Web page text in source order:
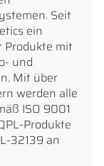
Seit
ein
Produkte mit
und
Mit über
werden alle
ISO 9001
Produkte
32139 an